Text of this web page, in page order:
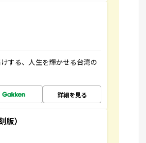
する、人生を輝かせる台湾の
詳細を見る
）